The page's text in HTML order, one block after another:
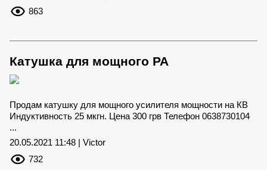
863
Катушка для мощного РА
Продам катушку для мощного усилителя мощности на КВ
Индуктивность 25 мкгн. Цена 300 грв Телефон 0638730104
...
20.05.2021 11:48 | Victor
732